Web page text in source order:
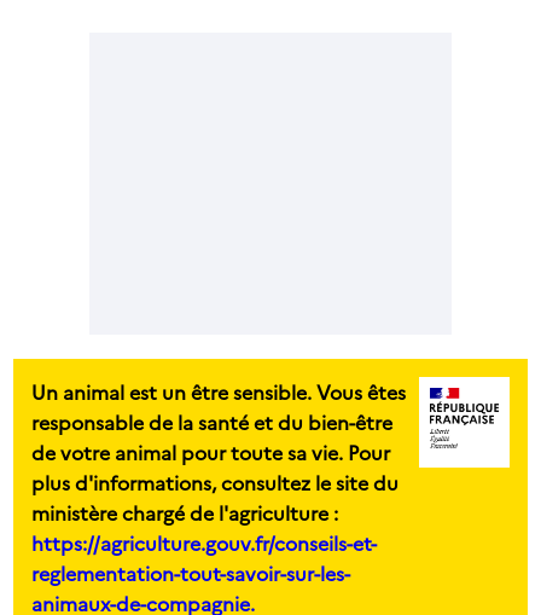
Un animal est un être sensible. Vous êtes
responsable de la santé et du bien-être
de votre animal pour toute sa vie. Pour
plus d'informations, consultez le site du
ministère chargé de l'agriculture :
https://agriculture.gouv.fr/conseils-et-
reglementation-tout-savoir-sur-les-
animaux-de-compagnie.